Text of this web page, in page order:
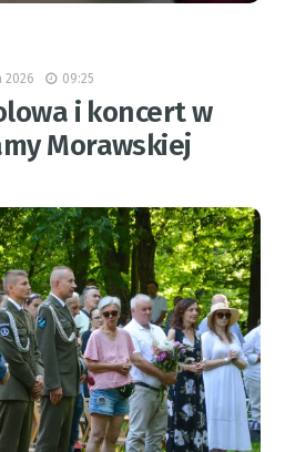
2026 09:25
i koncert w
Morawskiej